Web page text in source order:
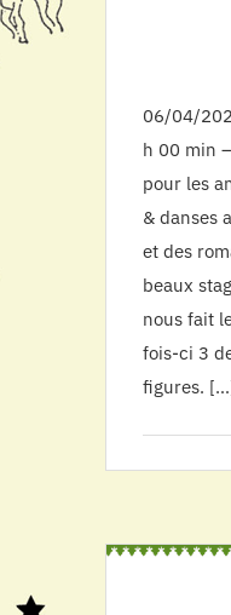
06/04/
h 00 min
pour les
& danses
et des
beaux
nous fait
fois-ci 3
figures.